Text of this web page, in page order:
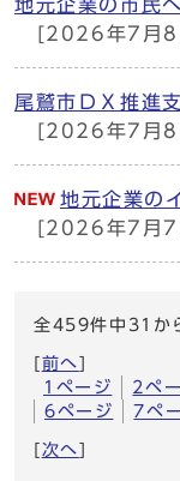
地元企業の市民
[2026年7月8
尾鷲市ＤＸ推進
[2026年7月8
地元企業の
[2026年7月7
全459件中31か
前へ
1ページ
2ペ
6ページ
7ペ
次へ